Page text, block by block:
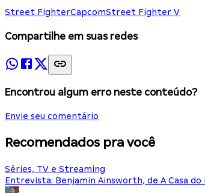
Street FighterCapcomStreet Fighter V
Compartilhe em suas redes
Encontrou algum erro neste conteúdo?
Envie seu comentário
Recomendados pra você
Séries, TV e Streaming
Entrevista: Benjamin Ainsworth, de A Casa